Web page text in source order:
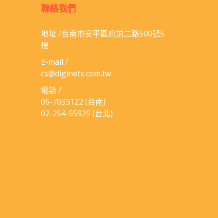
聯絡我們
地址 /台南市安平區府前二路500號5
樓
E-mail /
cs@diginetx.com.tw
電話 /
06-​7033122 (台南)
02-254-55925 (台北)